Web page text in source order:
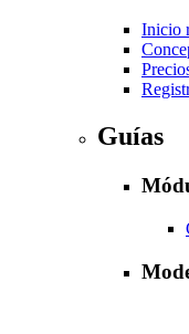
Inicio
Guías